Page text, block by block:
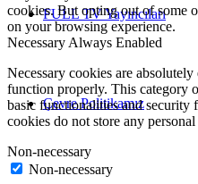
FULL TV Yayıncıları
Çevre Politikamız
cookies. But opting out of some
on your browsing experience.
Necessary Always Enabled
Necessary cookies are
function properly. This category
basic functionalities and security
cookies do not store any
Non-necessary
Non-necessary